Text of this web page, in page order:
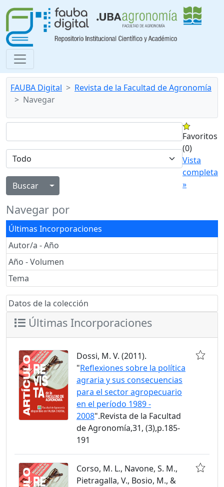
FAUBA Digital
Revista de la Facultad de Agronomía
Navegar
Alternar menú desplegable
Favoritos
(0)
Vista
completa
»
Navegar por
Últimas Incorporaciones
Autor/a - Año
Año - Volumen
Tema
Datos de la colección
Últimas Incorporaciones
Dossi, M. V. (2011).
"Reflexiones sobre la política
agraria y sus consecuencias
para el sector agropecuario
en el período 1989 -
2008".Revista de la Facultad
de Agronomía,31, (3),p.185-
191
Corso, M. L., Navone, S. M.,
Pietragalla, V., Bosio, M., &